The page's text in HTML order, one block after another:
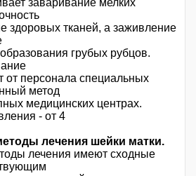
здоровых тканей, а заживление
грубых рубцов.
от персонала специальных
метод
медицинских центрах.
- от 4
лечения шейки матки.
лечения имеют сходные